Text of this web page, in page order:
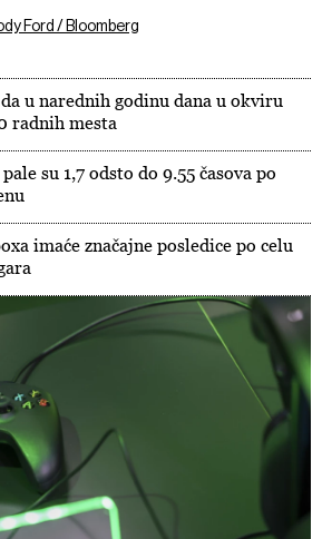
Ford / Bloomberg
u narednih godinu dana u okviru
radnih mesta
su 1,7 odsto do 9.55 časova po
imaće značajne posledice po celu